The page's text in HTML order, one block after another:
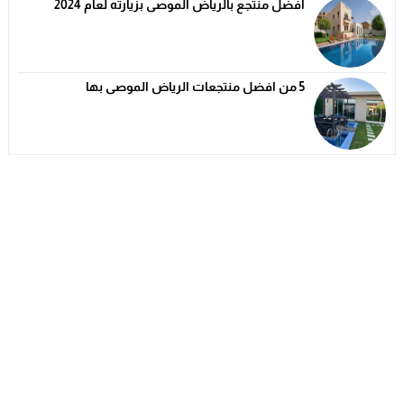
افضل منتجع بالرياض الموصى بزيارته لعام 2024
5 من افضل منتجعات الرياض الموصى بها